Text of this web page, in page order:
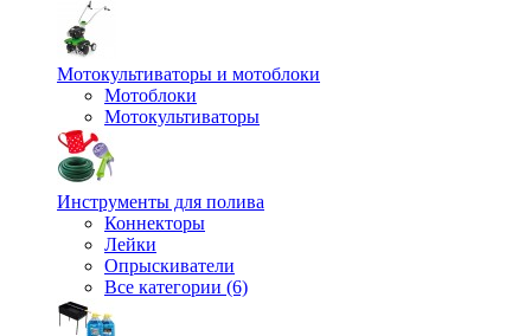
Мотокультиваторы и мотоблоки
Мотоблоки
Мотокультиваторы
Инструменты для полива
Коннекторы
Лейки
Опрыскиватели
Все категории (6)